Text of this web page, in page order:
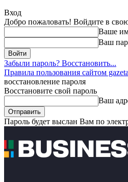
Вход
Добро пожаловать! Войдите в
Ваше
Ваш
Забыли пароль? Восстановить...
Правила пользования сайтом
восстановление пароля
Восстановите свой пароль
Ваш
Пароль будет выслан Вам по